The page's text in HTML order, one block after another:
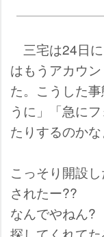
三宅は24日
はもうアカウ
た。こうした
うに」「急に
たりするのかな
こっそり開設
されたー??
なんでやねん?
探してくれて